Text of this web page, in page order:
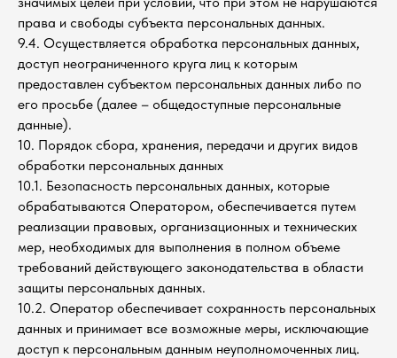
права и свободы субъекта персональных данных.
9.4. Осуществляется обработка персональных данных,
доступ неограниченного круга лиц к которым
предоставлен субъектом персональных данных либо по
его просьбе (далее – общедоступные персональные
данные).
10. Порядок сбора, хранения, передачи и других видов
обработки персональных данных
10.1. Безопасность персональных данных, которые
обрабатываются Оператором, обеспечивается путем
реализации правовых, организационных и технических
мер, необходимых для выполнения в полном объеме
требований действующего законодательства в области
защиты персональных данных.
10.2. Оператор обеспечивает сохранность персональных
данных и принимает все возможные меры, исключающие
доступ к персональным данным неуполномоченных лиц.